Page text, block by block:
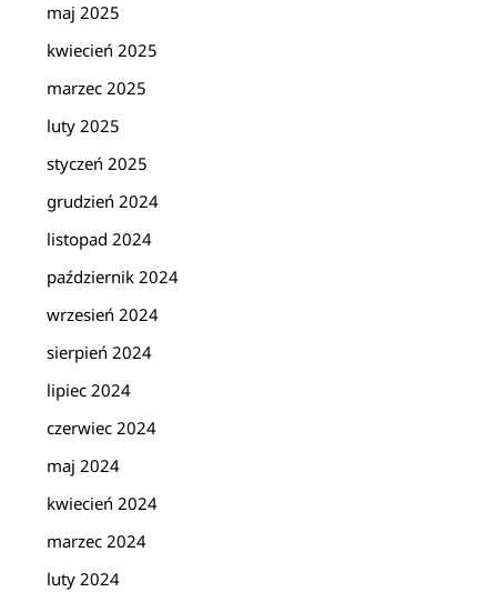
maj 2025
kwiecień 2025
marzec 2025
luty 2025
styczeń 2025
grudzień 2024
listopad 2024
październik 2024
wrzesień 2024
sierpień 2024
lipiec 2024
czerwiec 2024
maj 2024
kwiecień 2024
marzec 2024
luty 2024